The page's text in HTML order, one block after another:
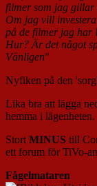
filmer som jag gillar
Om jag vill
på de filmer jag har
Hur? Är det något
Vänligen"
Nyfiken på den
Lika bra att lägga
hemma i lägenheten.
Stort MINUS till
ett forum för TiVo-
Fågelmataren